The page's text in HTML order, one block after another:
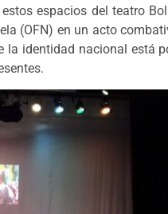
espacios del teatro
(OFN) en un acto
identidad nacional está